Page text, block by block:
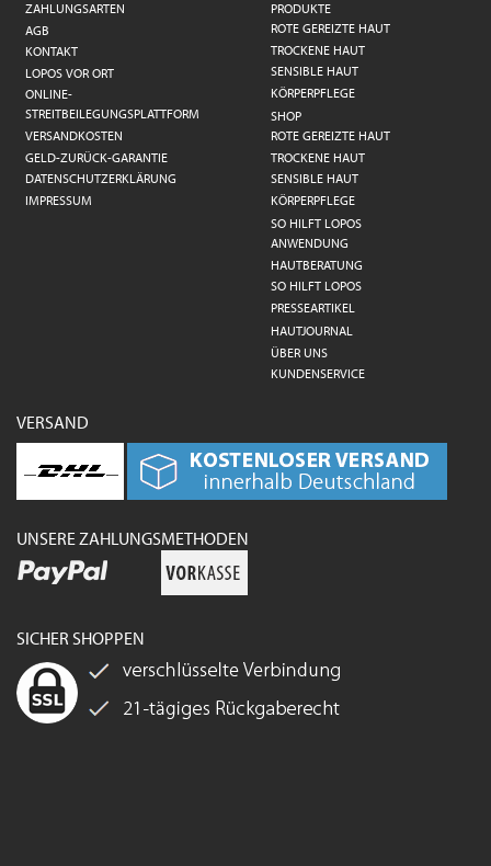
ZAHLUNGSARTEN
AGB
KONTAKT
LOPOS VOR ORT
ONLINE-
STREITBEILEGUNGSPLATTFORM
VERSANDKOSTEN
GELD-ZURÜCK-GARANTIE
DATENSCHUTZERKLÄRUNG
IMPRESSUM
PRODUKTE
ROTE GEREIZTE HAUT
TROCKENE HAUT
SENSIBLE HAUT
KÖRPERPFLEGE
SHOP
ROTE GEREIZTE HAUT
TROCKENE HAUT
SENSIBLE HAUT
KÖRPERPFLEGE
SO HILFT LOPOS
ANWENDUNG
HAUTBERATUNG
SO HILFT LOPOS
PRESSEARTIKEL
HAUTJOURNAL
ÜBER UNS
KUNDENSERVICE
VERSAND
UNSERE ZAHLUNGSMETHODEN
SICHER SHOPPEN